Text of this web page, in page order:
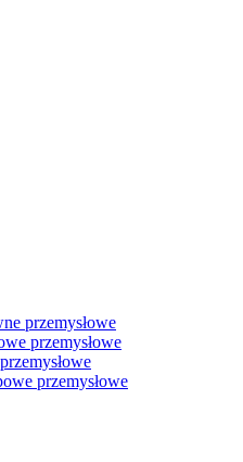
przemysłowe
przemysłowe
przemysłowe